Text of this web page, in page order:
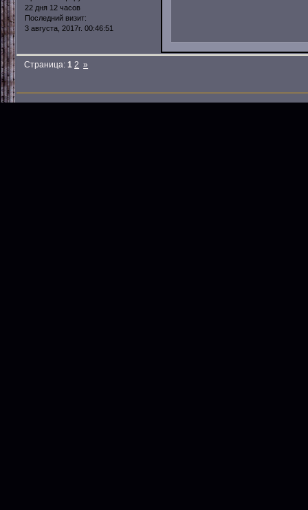
22 дня 12 часов
Последний визит:
3 августа, 2017г. 00:46:51
Страница:1 2 »